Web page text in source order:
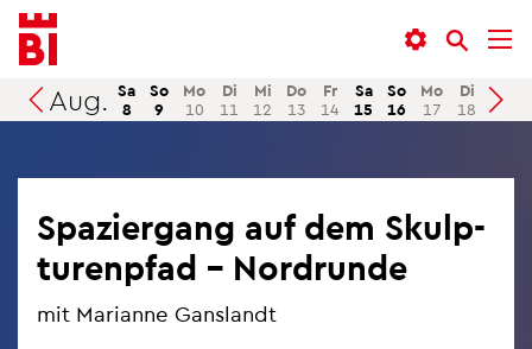
In­
halt
an­
sprin­
Menü
an­
sprin­
gen
Suche
an­
sprin­
gen
Suchen
Aug. Sa
8
So
9
Mo
10
Di
11
Mi
12
Do
13
Fr
14
Sa
15
So
16
Mo
17
Di
18
Mi
19
Spa­zier­gang auf dem Skulp­
tu­ren­pfad – Nord­run­de
mit Ma­ri­an­ne Gans­landt